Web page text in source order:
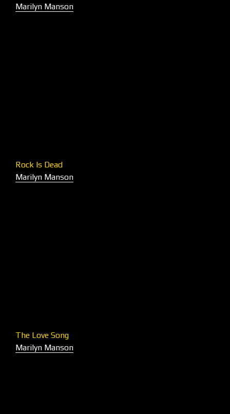
Marilyn Manson
Rock Is Dead
Marilyn Manson
The Love Song
Marilyn Manson